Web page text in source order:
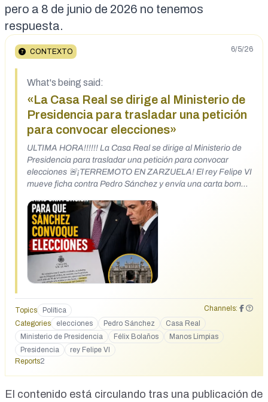
pero a 8 de junio de 2026 no tenemos
respuesta.
CONTEXTO 6/5/26
What's being said:
«La Casa Real se dirige al Ministerio de
Presidencia para trasladar una petición
para convocar elecciones»
ULTIMA HORA!!!!!! La Casa Real se dirige al Ministerio de
Presidencia para trasladar una petición para convocar
elecciones 🚨¡TERREMOTO EN ZARZUELA! El rey Felipe VI
mueve ficha contra Pedro Sánchez y envía una carta bomba
petición de Manos Limpias 😱👑🔥 "La presión sobre el
Gobierno ha llegado hasta la Corona. En un movimiento
inédito que ha desatado un auténtico tsunami político, el rey
Felipe VI ha decidido dar validez a la solicitud formal de
Manos Limpias y ha remitido el dossier al ministro de la
Presidencia, Félix Bolaños. Aunque Zarzuela apela a la
estricta legalidad constitucional, este gesto sin precedentes
advertencia del Monarca a la Moncloa ante la insostenible
degradación institucional..."
Topics Política
Channels:
Categories
elecciones Pedro Sánchez
Casa Real
Ministerio de Presidencia
Félix Bolaños
Manos Limpias
Presidencia
rey Felipe VI
Reports2
El contenido está circulando tras una publicación de